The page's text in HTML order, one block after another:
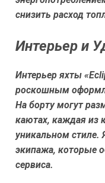
снизить расход
Интерьер и
Интерьер яхты
роскошным
На борту могут
каютах, каждая из
уникальном стиле.
экипажа, которые
сервиса.